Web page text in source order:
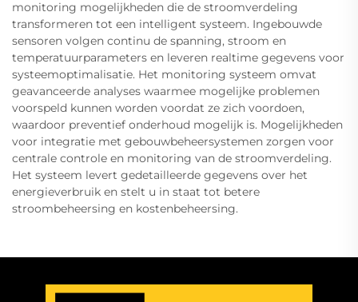
monitoring mogelijkheden die de stroomverdeling
transformeren tot een intelligent systeem. Ingebouwde
sensoren volgen continu de spanning, stroom en
temperatuurparameters en leveren realtime gegevens voor
systeemoptimalisatie. Het monitoring systeem omvat
geavanceerde analyses waarmee mogelijke problemen
voorspeld kunnen worden voordat ze zich voordoen,
waardoor preventief onderhoud mogelijk is. Mogelijkheden
voor integratie met gebouwbeheersystemen zorgen voor
centrale controle en monitoring van de stroomverdeling.
Het systeem levert gedetailleerde gegevens over het
energieverbruik en stelt u in staat tot betere
stroombeheersing en kostenbeheersing.